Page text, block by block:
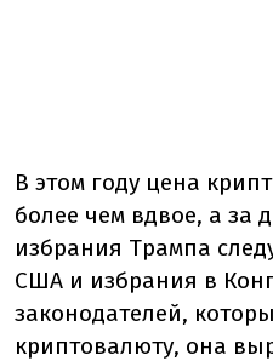
В этом году цена
более чем вдвое, а за
избрания Трампа
США и избрания в
законодателей,
криптовалюту, она